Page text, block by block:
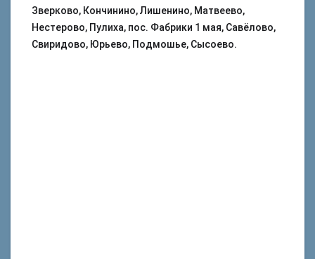
Зверково, Кончинино, Лишенино, Матвеево,
Нестерово, Пулиха, пос. Фабрики 1 мая, Савёлово,
Свиридово, Юрьево, Подмошье, Сысоево.